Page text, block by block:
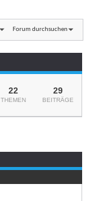
Forum durchsuchen
22
THEMEN
29
BEITRÄGE